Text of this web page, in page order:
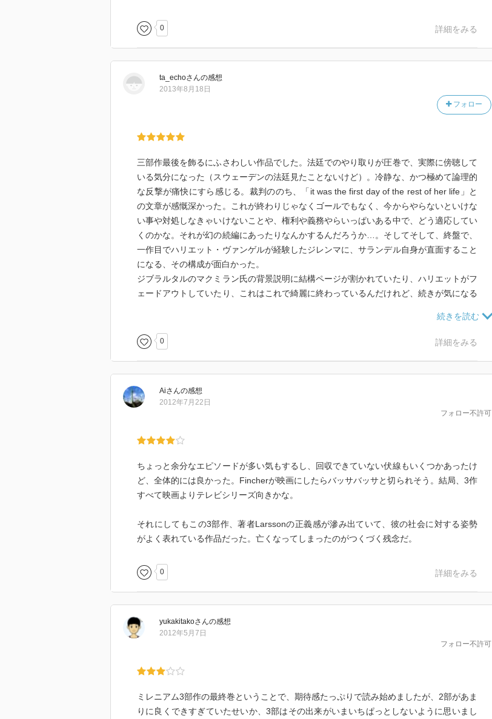
0 詳細をみる
ta_echoさんの感想
フォロー
2013年8月18日
三部作最後を飾るにふさわしい作品でした。法廷でのやり取りが圧巻で、実際に傍聴して
いる気分になった（スウェーデンの法廷見たことないけど）。冷静な、かつ極めて論理的
な反撃が痛快にすら感じる。裁判ののち、「it was the first day of the rest of her life」と
の文章が感慨深かった。これが終わりじゃなくゴールでもなく、今からやらないといけな
い事や対処しなきゃいけないことや、権利や義務やらいっぱいある中で、どう適応してい
くのかな。それが幻の続編にあったりなんかするんだろうか…。そしてそして、終盤で、
一作目でハリエット・ヴァンゲルが経験したジレンマに、サランデル自身が直面すること
になる、その構成が面白かった。
ジブラルタルのマクミラン氏の背景説明に結構ページが割かれていたり、ハリエットがフ
ェードアウトしていたり、これはこれで綺麗に終わっているんだけれど、続きが気になる
0 詳細をみる
Aiさんの感想
フォロー不許可
2012年7月22日
ちょっと余分なエピソードが多い気もするし、回収できていない伏線もいくつかあったけ
ど、全体的には良かった。Fincherが映画にしたらバッサバッサと切られそう。結局、3作
すべて映画よりテレビシリーズ向きかな。
それにしてもこの3部作、著者Larssonの正義感が滲み出ていて、彼の社会に対する姿勢
がよく表れている作品だった。亡くなってしまったのがつくづく残念だ。
0 詳細をみる
yukakitakoさんの感想
フォロー不許可
2012年5月7日
ミレニアム3部作の最終巻ということで、期待感たっぷりで読み始めましたが、2部があま
りに良くできすぎていたせいか、3部はその出来がいまいちぱっとしないように思いまし